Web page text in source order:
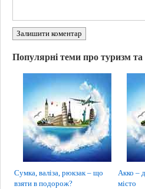
Залишити коментар
Популярні теми про туризм та
Сумка, валіза, рюкзак – що
взяти в подорож?
Акко –
місто